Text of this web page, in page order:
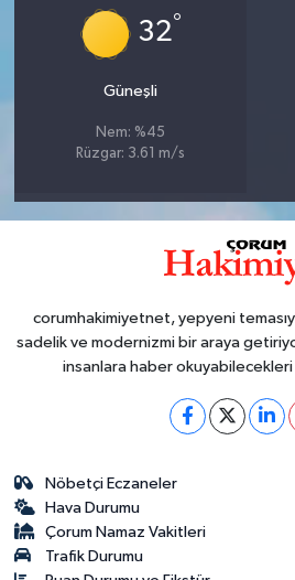
32°
Güneşli
Nem: %45
Rüzgar: 3.61 m/s
corumhakimiyetnet, yepyeni
sadelik ve modernizmi bir araya
insanlara haber okuyabilecekleri
Nöbetçi Eczaneler
Hava Durumu
Çorum Namaz Vakitleri
Trafik Durumu